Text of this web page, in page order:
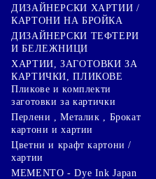
ДИЗАЙНЕРСКИ ХАРТИИ /
КАРТОНИ НА БРОЙКА
ДИЗАЙНЕРСКИ ТЕФТЕРИ
И БЕЛЕЖНИЦИ
ХАРТИИ, ЗАГОТОВКИ ЗА
КАРТИЧКИ, ПЛИКОВЕ
Пликове и комплекти
заготовки за картички
Перлени , Металик , Брокат
картони и хартии
Цветни и крафт картони /
хартии
MEMENTO - Dye Ink Japan